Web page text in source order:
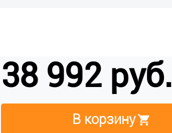
38 992 руб.
В корзину